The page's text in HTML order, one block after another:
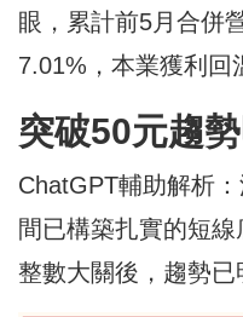
眼，累計前5月合併
7.01%，本業獲利回
突破50元趨
ChatGPT輔助解析
間已構築扎實的短
整數大關後，趨勢已